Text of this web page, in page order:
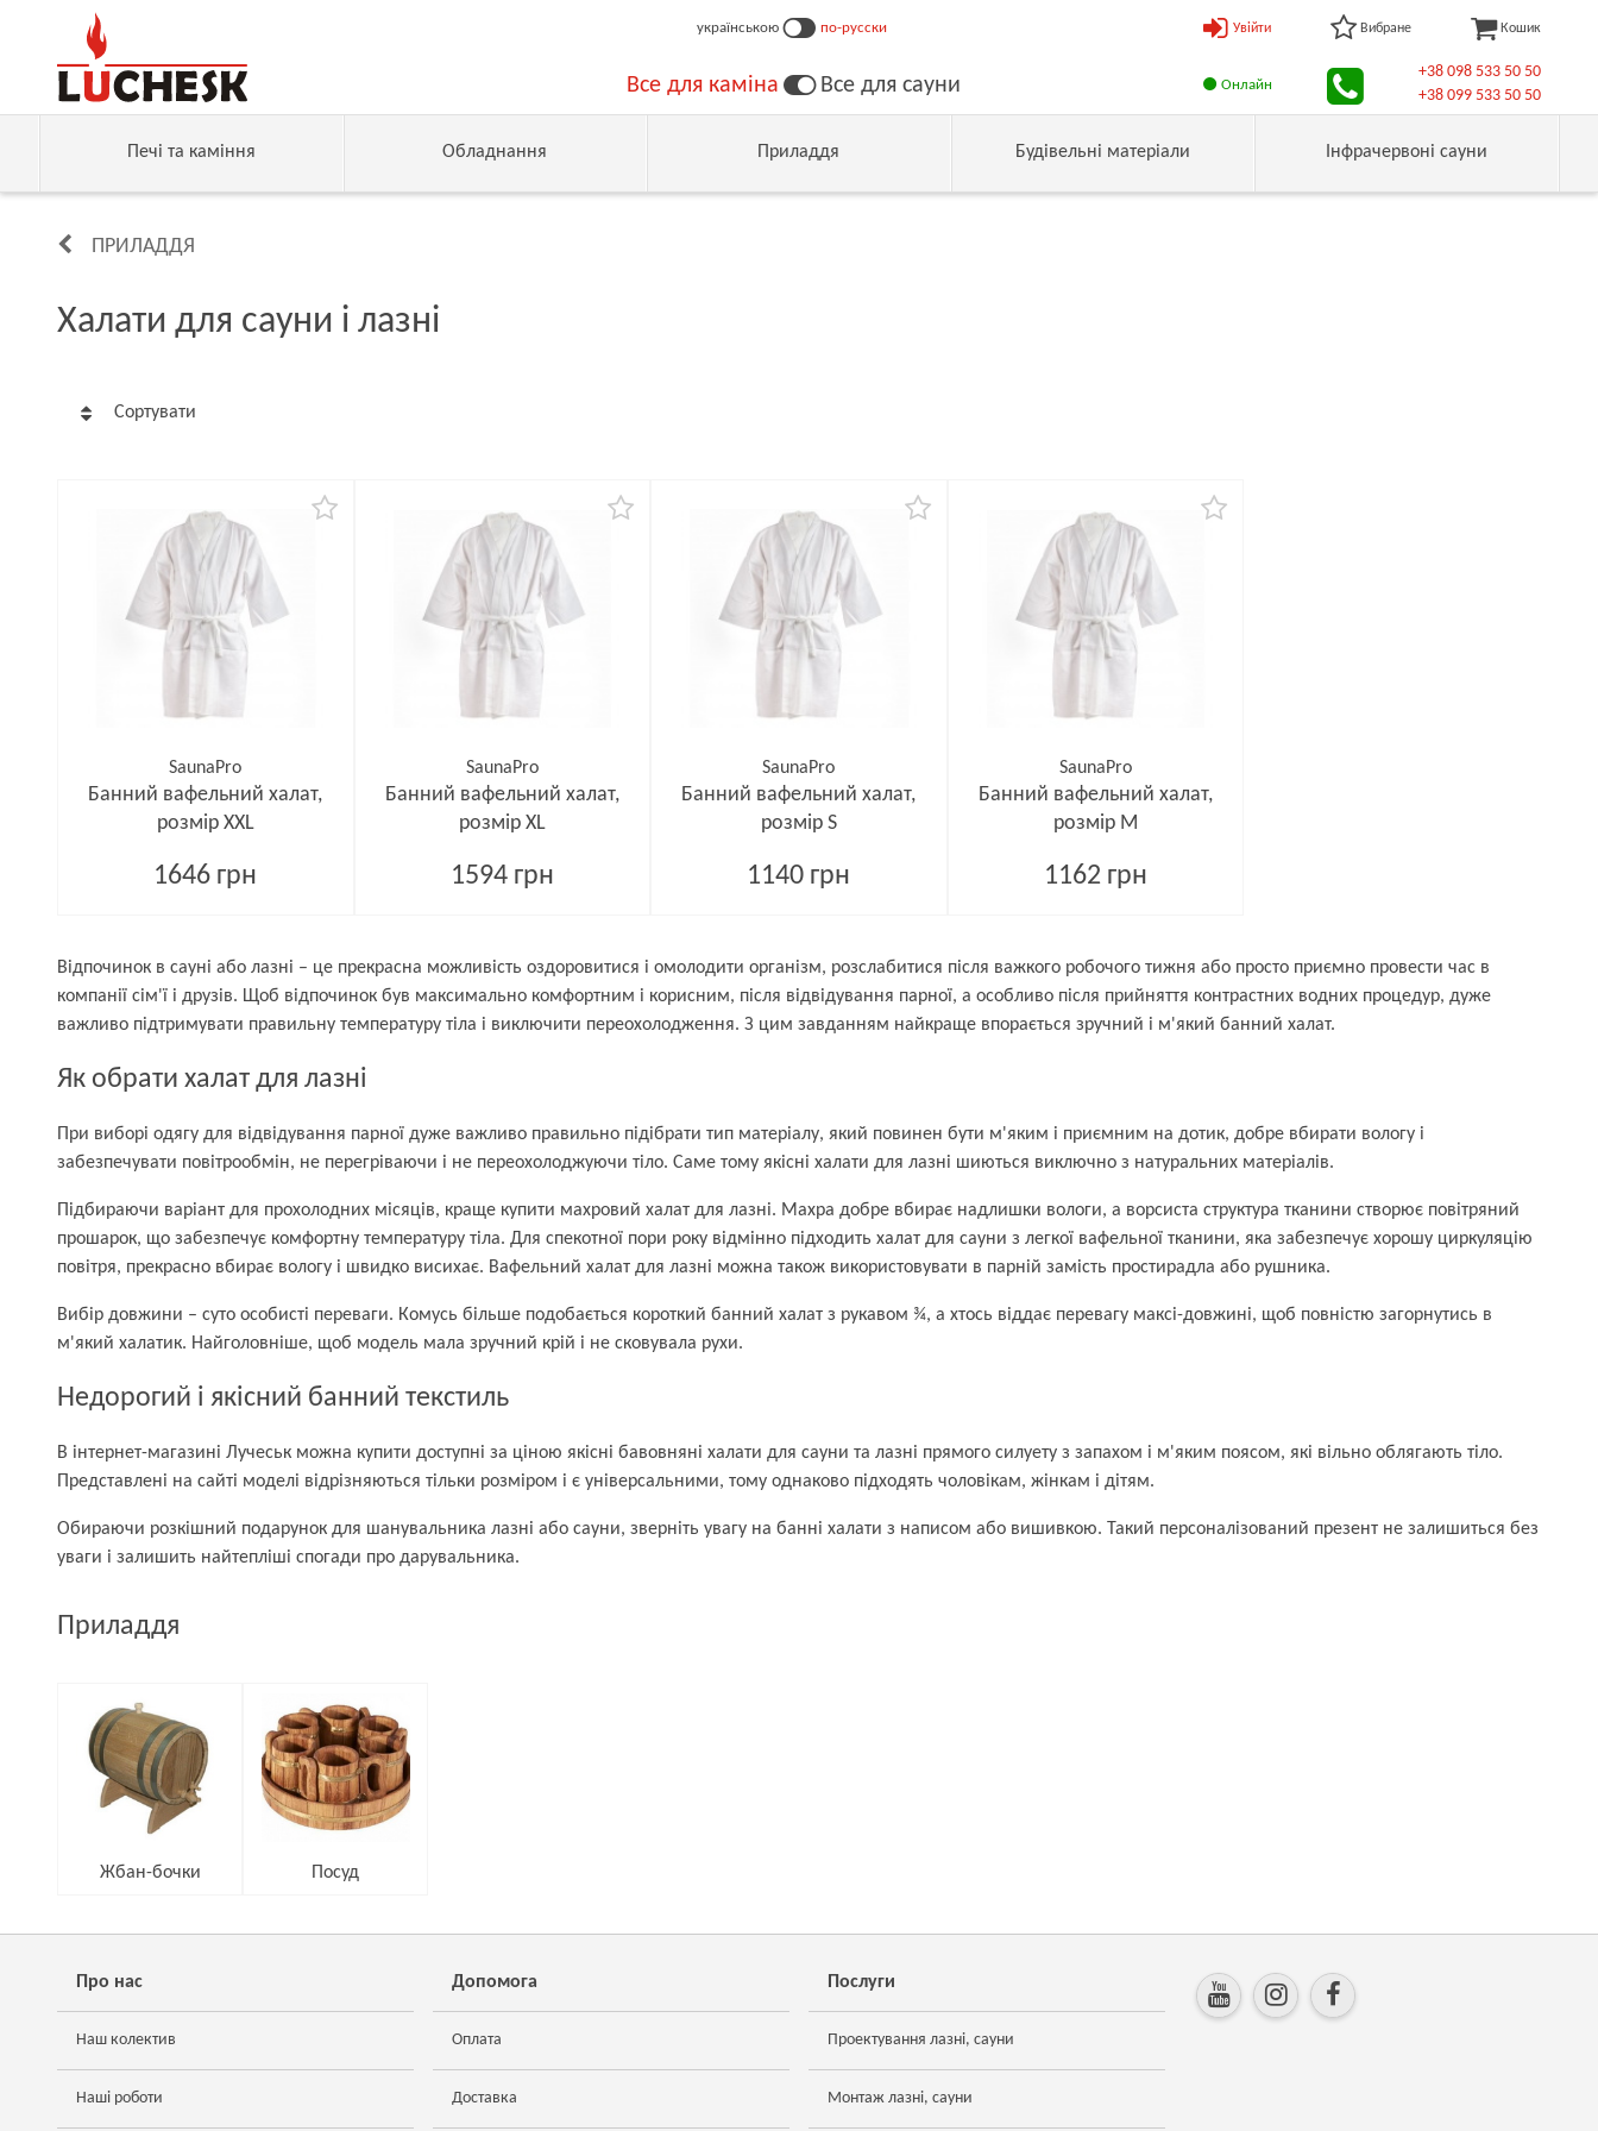
українською по-русски
Все для каміна Все для сауни
Увійти Вибране Кошик
Онлайн
+38 098 533 50 50
+38 099 533 50 50
Печі та каміння Обладнання Приладдя Будівельні матеріали Інфрачервоні сауни
ПРИЛАДДЯ
Халати для сауни і лазні
Сортувати
SaunaPro
Банний вафельний халат,
розмір XXL
1646 грн
SaunaPro
Банний вафельний халат,
розмір XL
1594 грн
SaunaPro
Банний вафельний халат,
розмір S
1140 грн
SaunaPro
Банний вафельний халат,
розмір М
1162 грн
Відпочинок в сауні або лазні – це прекрасна можливість оздоровитися і омолодити організм, розслабитися після важкого робочого тижня або просто приємно провести час в
компанії сім'ї і друзів. Щоб відпочинок був максимально комфортним і корисним, після відвідування парної, а особливо після прийняття контрастних водних процедур, дуже
важливо підтримувати правильну температуру тіла і виключити переохолодження. З цим завданням найкраще впорається зручний і м'який банний халат.
Як обрати халат для лазні
При виборі одягу для відвідування парної дуже важливо правильно підібрати тип матеріалу, який повинен бути м'яким і приємним на дотик, добре вбирати вологу і
забезпечувати повітрообмін, не перегріваючи і не переохолоджуючи тіло. Саме тому якісні халати для лазні шиються виключно з натуральних матеріалів.
Підбираючи варіант для прохолодних місяців, краще купити махровий халат для лазні. Махра добре вбирає надлишки вологи, а ворсиста структура тканини створює повітряний
прошарок, що забезпечує комфортну температуру тіла. Для спекотної пори року відмінно підходить халат для сауни з легкої вафельної тканини, яка забезпечує хорошу циркуляцію
повітря, прекрасно вбирає вологу і швидко висихає. Вафельний халат для лазні можна також використовувати в парній замість простирадла або рушника.
Вибір довжини – суто особисті переваги. Комусь більше подобається короткий банний халат з рукавом ¾, а хтось віддає перевагу максі-довжині, щоб повністю загорнутись в
м'який халатик. Найголовніше, щоб модель мала зручний крій і не сковувала рухи.
Недорогий і якісний банний текстиль
В інтернет-магазині Лучеськ можна купити доступні за ціною якісні бавовняні халати для сауни та лазні прямого силуету з запахом і м'яким поясом, які вільно облягають тіло.
Представлені на сайті моделі відрізняються тільки розміром і є універсальними, тому однаково підходять чоловікам, жінкам і дітям.
Обираючи розкішний подарунок для шанувальника лазні або сауни, зверніть увагу на банні халати з написом або вишивкою. Такий персоналізований презент не залишиться без
уваги і залишить найтепліші спогади про дарувальника.
Приладдя
Жбан-бочки Посуд
Про нас
Наш колектив
Наші роботи
Допомога
Оплата
Доставка
Послуги
Проектування лазні, сауни
Монтаж лазні, сауни